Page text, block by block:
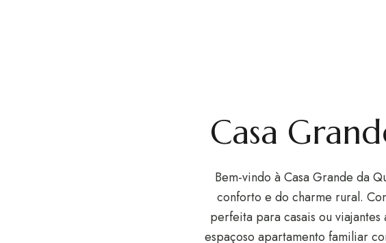
Casa
Bem-vindo à CasaGrande da
conforto e do charme rural.
perfeita para casais ou
espaçoso apartamento familiar